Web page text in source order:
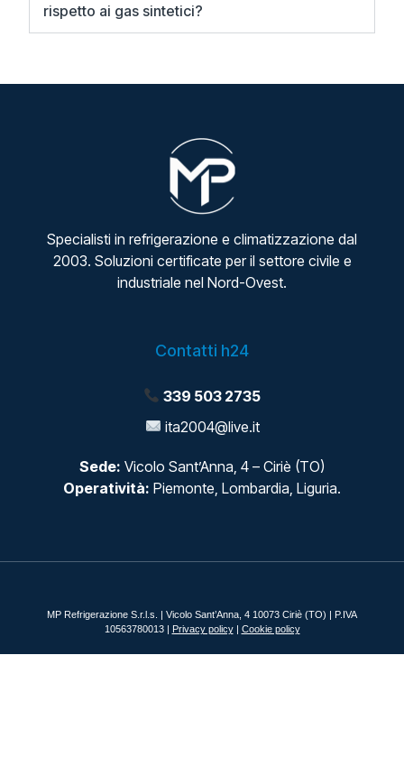
rispetto ai gas sintetici?
Specialisti in refrigerazione e climatizzazione dal
2003. Soluzioni certificate per il settore civile e
industriale nel Nord-Ovest.
Contatti h24
339 503 2735
ita2004@live.it
Sede: Vicolo Sant’Anna, 4 – Ciriè (TO)
Operatività: Piemonte, Lombardia, Liguria.
MP Refrigerazione S.r.l.s. | Vicolo Sant’Anna, 4 10073 Ciriè (TO) | P.IVA
10563780013 | Privacy policy| Cookie policy